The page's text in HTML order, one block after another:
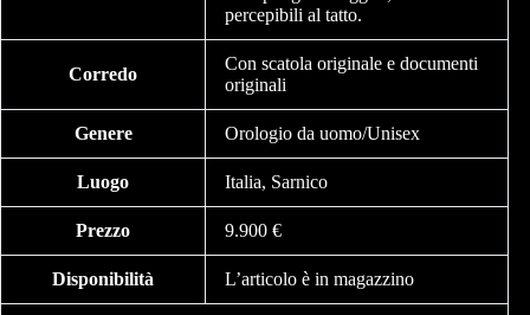
percepibili al tatto.
Corredo
Con scatola originale e documenti
originali
Genere Orologio da uomo/Unisex
Luogo Italia, Sarnico
Prezzo 9.900 €
Disponibilità L’articolo è in magazzino